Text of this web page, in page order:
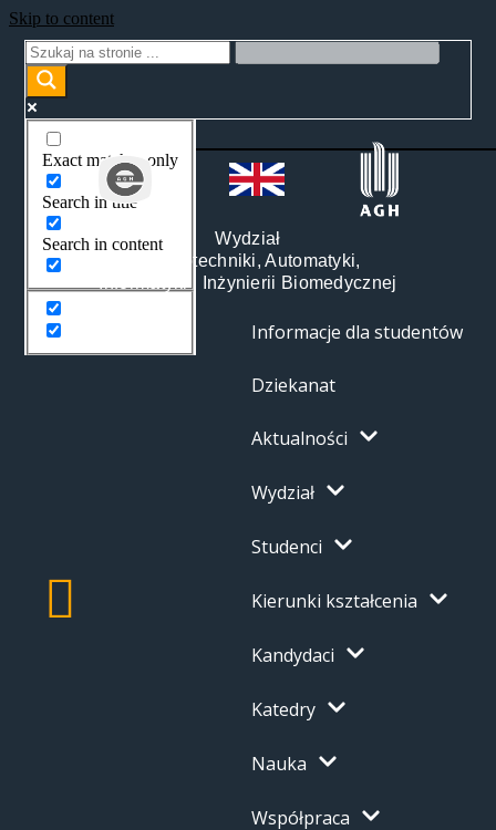
Skip to content
Exact matches only
Search in title
Search in content
Wydział
Elektrotechniki, Automatyki,
Informatyki i Inżynierii Biomedycznej
Informacje dla studentów
Dziekanat
Aktualności
Wydział
Studenci
Kierunki kształcenia
Kandydaci
Katedry
Nauka
Współpraca